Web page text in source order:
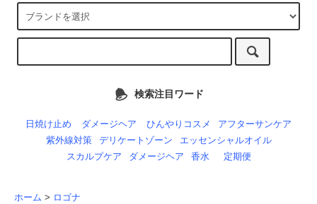
検索注目ワード
日焼け止め ダメージヘア ひんやりコスメ
アフターサンケア
紫外線対策
デリケートゾーン
エッセンシャルオイル
スカルプケア
ダメージヘア 香水 定期便
ホーム > ロゴナ